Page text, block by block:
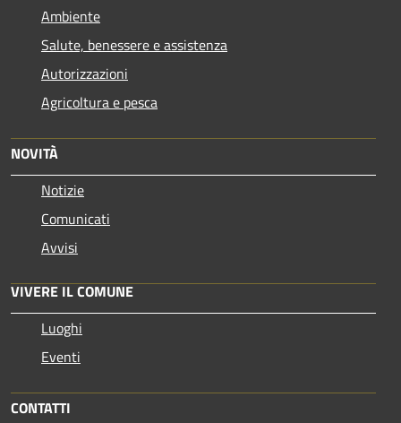
Ambiente
Salute, benessere e assistenza
Autorizzazioni
Agricoltura e pesca
NOVITÀ
Notizie
Comunicati
Avvisi
VIVERE IL COMUNE
Luoghi
Eventi
CONTATTI